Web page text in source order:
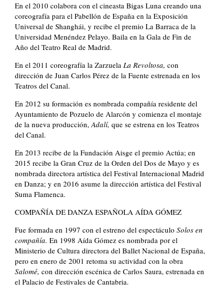
En el 2010 colabora con el cineasta Bigas Luna creando una
coreografía para el Pabellón de España en la Exposición
Universal de Shanghái, y recibe el premio La Barraca de la
Universidad Menéndez Pelayo. Baila en la Gala de Fin de
Año del Teatro Real de Madrid.
En el 2011 coreografía la Zarzuela La Revoltosa, con
dirección de Juan Carlos Pérez de la Fuente estrenada en los
Teatros del Canal.
En 2012 su formación es nombrada compañía residente del
Ayuntamiento de Pozuelo de Alarcón y comienza el montaje
de la nueva producción,Adalí, que se estrena en los Teatros
del Canal.
En 2013 recibe de la Fundación Aisge el premio Actúa; en
2015 recibe la Gran Cruz de la Orden del Dos de Mayo y es
nombrada directora artística del Festival Internacional Madrid
en Danza; y en 2016 asume la dirección artística del Festival
Suma Flamenca.
COMPAÑÍA DE DANZA ESPAÑOLA AÍDA GÓMEZ
Fue formada en 1997 con el estreno del espectáculo Solos en
compañía. En 1998 Aída Gómez es nombrada por el
Ministerio de Cultura directora del Ballet Nacional de España,
pero en enero de 2001 retoma su actividad con la obra
Salomé, con dirección escénica de Carlos Saura, estrenada en
el Palacio de Festivales de Cantabria.